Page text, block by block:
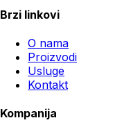
Brzi linkovi
O nama
Proizvodi
Usluge
Kontakt
Kompanija